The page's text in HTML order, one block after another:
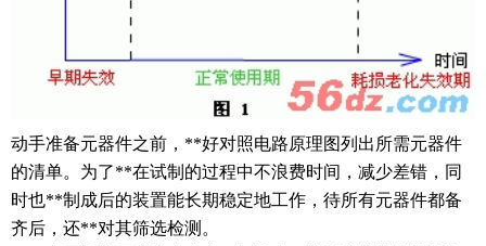
动手准备元器件之前，**好对照电路原理图列出所需元器件
的清单。为了**在试制的过程中不浪费时间，减少差错，同
时也**制成后的装置能长期稳定地工作，待所有元器件都备
齐后，还**对其筛选检测。